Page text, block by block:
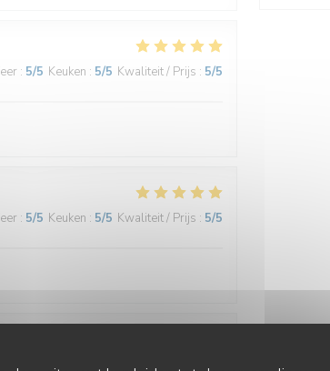
: 5/5 Keuken : 5/5 Kwaliteit / Prijs : 5/5
: 5/5 Keuken : 5/5 Kwaliteit / Prijs : 5/5
: Keuken /5 Kwaliteit / Prijs 5